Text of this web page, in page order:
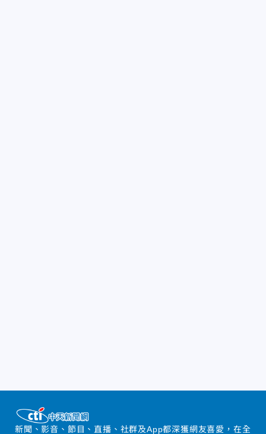
新聞、影音、節目、直播、社群及App都深獲網友喜愛，在全